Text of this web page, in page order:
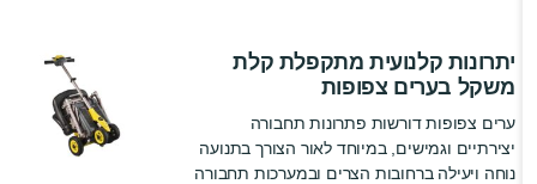
יתרונות קלנועית מתקפלת קלת
משקל בערים צפופות
ערים צפופות דורשות פתרונות תחבורה
יצירתיים וגמישים, במיוחד לאור הצורך בתנועה
נוחה ויעילה ברחובות הצרים ובמערכות תחבורה